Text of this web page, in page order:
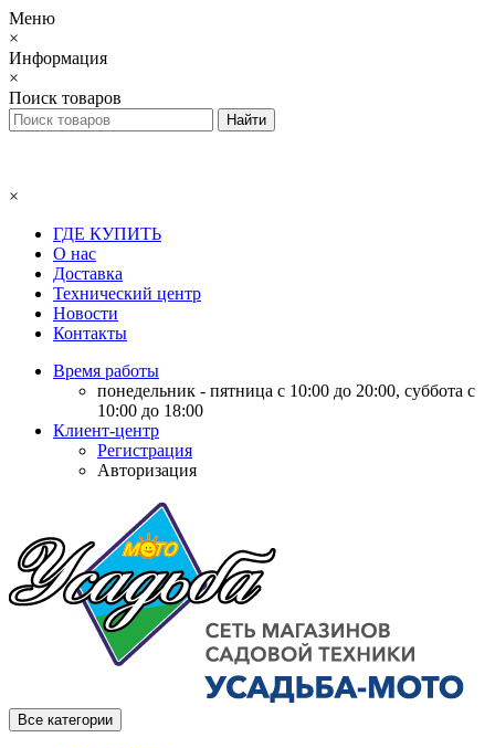
Меню
×
Информация
×
Поиск товаров
×
ГДЕ КУПИТЬ
О нас
Доставка
Технический центр
Новости
Контакты
Время работы
понедельник - пятница с 10:00 до 20:00, суббота с
10:00 до 18:00
Клиент-центр
Регистрация
Авторизация
Все категории